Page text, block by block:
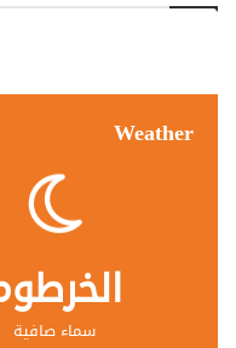
Weather
سماء صافية